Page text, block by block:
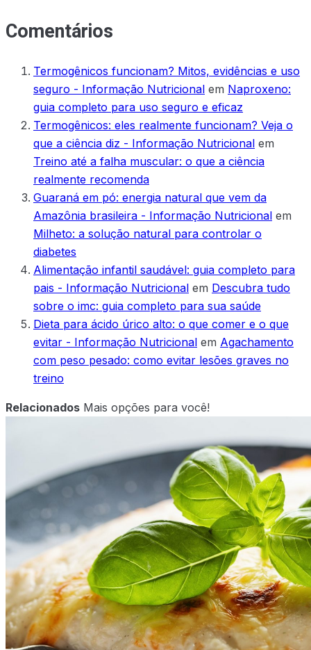
Comentários
Termogênicos funcionam? Mitos, evidências e uso
seguro - Informação Nutricional em Naproxeno:
guia completo para uso seguro e eficaz
Termogênicos: eles realmente funcionam? Veja o
que a ciência diz - Informação Nutricional em
Treino até a falha muscular: o que a ciência
realmente recomenda
Guaraná em pó: energia natural que vem da
Amazônia brasileira - Informação Nutricional em
Milheto: a solução natural para controlar o
diabetes
Alimentação infantil saudável: guia completo para
pais - Informação Nutricional em Descubra tudo
sobre o imc: guia completo para sua saúde
Dieta para ácido úrico alto: o que comer e o que
evitar - Informação Nutricional em Agachamento
com peso pesado: como evitar lesões graves no
treino
Relacionados Mais opções para você!